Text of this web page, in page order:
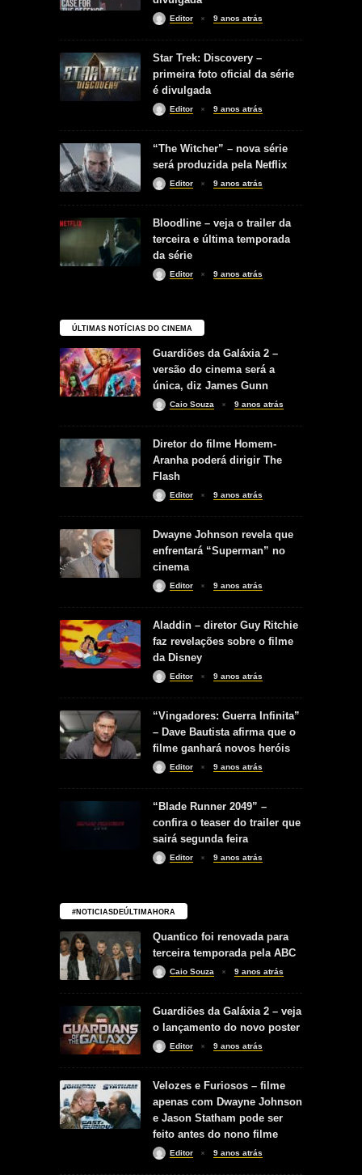
Editor 9 anos atrás
Star Trek: Discovery –
primeira foto oficial da série
é divulgada
Editor 9 anos atrás
“The Witcher” – nova série
será produzida pela Netflix
Editor 9 anos atrás
Bloodline – veja o trailer da
terceira e última temporada
da série
Editor 9 anos atrás
ÚLTIMAS NOTÍCIAS DO CINEMA
Guardiões da Galáxia 2 –
versão do cinema será a
única, diz James Gunn
Caio Souza 9 anos atrás
Diretor do filme Homem-
Aranha poderá dirigir The
Flash
Editor 9 anos atrás
Dwayne Johnson revela que
enfrentará “Superman” no
cinema
Editor 9 anos atrás
Aladdin – diretor Guy Ritchie
faz revelações sobre o filme
da Disney
Editor 9 anos atrás
“Vingadores: Guerra Infinita”
– Dave Bautista afirma que o
filme ganhará novos heróis
Editor 9 anos atrás
“Blade Runner 2049” –
confira o teaser do trailer que
sairá segunda feira
Editor 9 anos atrás
#NOTICIASDEÚLTIMAHORA
Quantico foi renovada para
terceira temporada pela ABC
Caio Souza 9 anos atrás
Guardiões da Galáxia 2 – veja
o lançamento do novo poster
Editor 9 anos atrás
Velozes e Furiosos – filme
apenas com Dwayne Johnson
e Jason Statham pode ser
feito antes do nono filme
Editor 9 anos atrás